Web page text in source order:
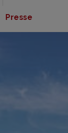
Presse